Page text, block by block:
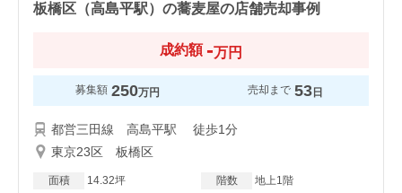
板橋区（高島平駅）の蕎麦屋の店舗売却事例
成約額 -万円
募集額 250万円 売却まで 53日
都営三田線 高島平駅 徒歩1分
東京23区 板橋区
面積 14.32坪 階数
地上1階